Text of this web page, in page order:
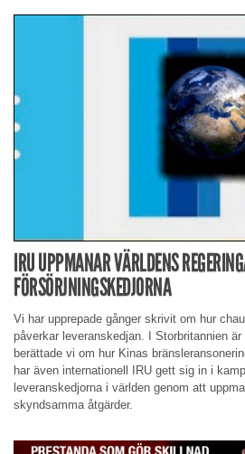
IRU UPPMANAR VÄRLDENS
FÖRSÖRJNINGSKEDJORNA
Vi har upprepade gånger skrivit om hur
påverkar leveranskedjan. I Storbritannien
berättade vi om hur Kinas
har även internationell IRU gett sig in i
leveranskedjorna i världen genom att
skyndsamma åtgärder.